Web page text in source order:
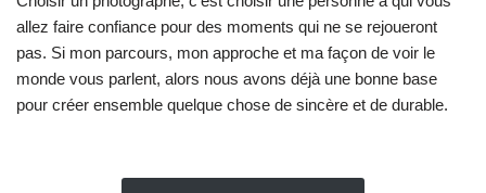
allez faire confiance pour des moments qui ne se rejoueront
pas. Si mon parcours, mon approche et ma façon de voir le
monde vous parlent, alors nous avons déjà une bonne base
pour créer ensemble quelque chose de sincère et de durable.